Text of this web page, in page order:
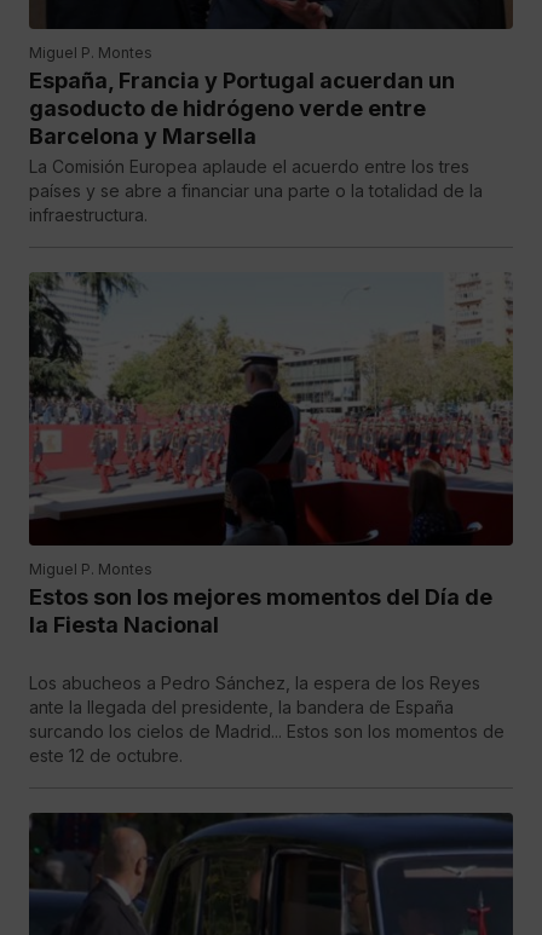
Miguel P. Montes
España, Francia y Portugal acuerdan un
gasoducto de hidrógeno verde entre
Barcelona y Marsella
La Comisión Europea aplaude el acuerdo entre los tres
países y se abre a financiar una parte o la totalidad de la
infraestructura.
Miguel P. Montes
Estos son los mejores momentos del Día de
la Fiesta Nacional
Los abucheos a Pedro Sánchez, la espera de los Reyes
ante la llegada del presidente, la bandera de España
surcando los cielos de Madrid... Estos son los momentos de
este 12 de octubre.